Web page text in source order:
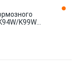
K99W